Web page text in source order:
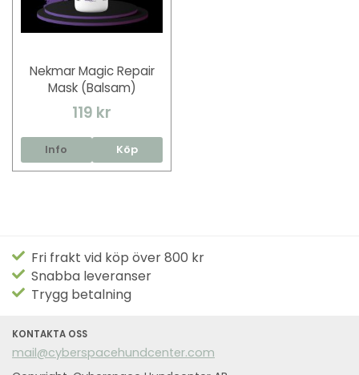
Nekmar Magic Repair
Mask (Balsam)
119 kr
Info Köp
Fri frakt vid köp över 800 kr
Snabba leveranser
Trygg betalning
KONTAKTA OSS
mail@cyberspacehundcenter.com